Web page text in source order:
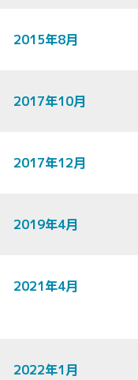
2015年8月
2017年10月
2017年12月
2019年4月
2021年4月
2022年1月